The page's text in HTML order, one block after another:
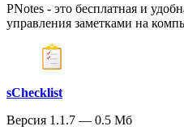
PNotes - это бесплатная и
управления заметками на
sChecklist
Версия 1.1.7 — 0.5 Мб